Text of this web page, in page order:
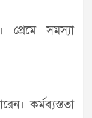
প্রেমে সমস্যা
কর্মব্যস্ততা